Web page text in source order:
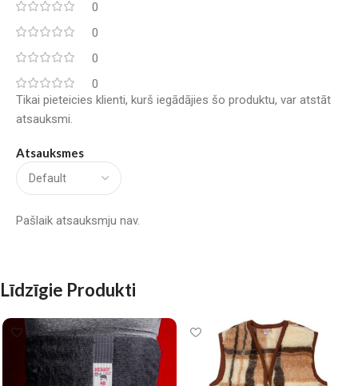
0
0
0
0
Atsauksmes
Pašlaik atsauksmju nav.
Tikai pieteicies klienti, kurš iegādājies šo produktu, var atstāt
atsauksmi.
Līdzīgie Produkti